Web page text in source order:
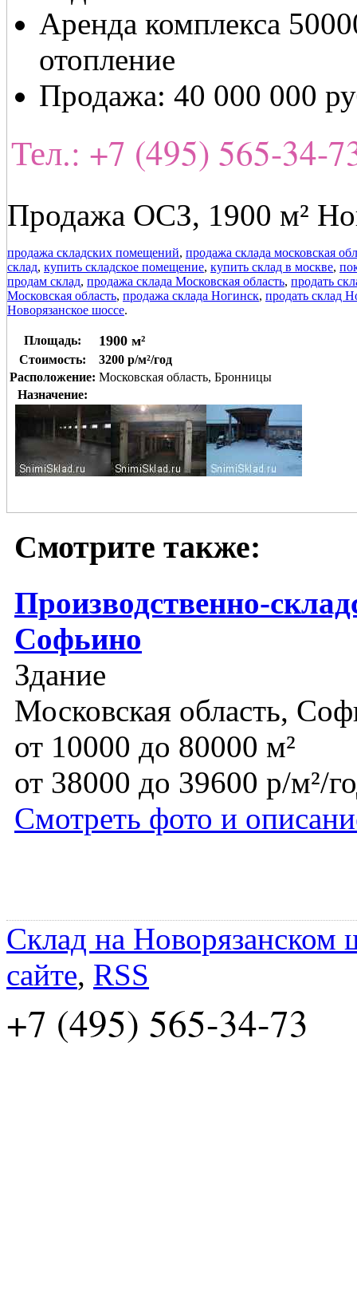
Аренда комплекса
отопление
Продажа: 40 000 000
Тел.: +7 (495) 565-34-
Продажа ОСЗ, 1900 м²
продажа складских помещений, продажа склада московская
склад, купить складское помещение, купить склад в москве,
продам склад, продажа склада Московская область, продать
Московская область, продажа склада Ногинск, продать склад
Новорязанское шоссе.
Площадь: 1900 м²
Стоимость:
3200 р/м²/год
Расположение: Московская область, Бронницы
Назначение:
Смотрите также:
Производственно-
Софьино
Здание
Московская область,
от 10000 до 80000 м²
от 38000 до 39600 р/м²/
Смотреть фото и
Склад на Новорязанском
сайте, RSS
+7 (495) 565-34-73